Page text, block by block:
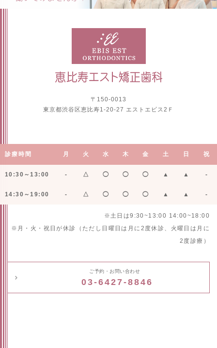
〒150-0013
東京都渋谷区恵比寿1-20-27 エストエビス2Ｆ
診療時間 月 火 水 木 金 土 日 祝
10:30～13:00 - △ ◯ ◯ ◯ ▲ ▲ -
14:30～19:00 - △ ◯ ◯ ◯ ▲ ▲ -
※土日は9:30~13:00 14:00~18:00
※月・火・祝日が休診（ただし日曜日は月に2度休診、火曜日は月に
2度診療）
ご予約・お問い合わせ
03-6427-8846